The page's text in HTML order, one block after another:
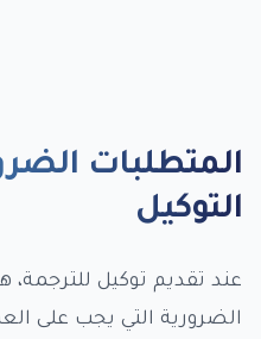
المتطلبات
التوكيل
عند تقديم توكيل
الضرورية التي يجب على